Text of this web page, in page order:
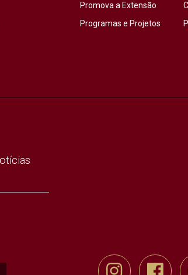
Promova a Extensão
Programas e Projetos